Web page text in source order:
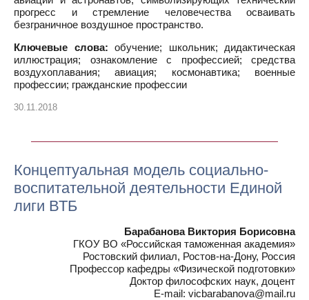
прогресс и стремление человечества осваивать
безграничное воздушное пространство.
Ключевые слова: обучение; школьник; дидактическая
иллюстрация; ознакомление с профессией; средства
воздухоплавания; авиация; космонавтика; военные
профессии; гражданские профессии
30.11.2018
Концептуальная модель социально-
воспитательной деятельности Единой
лиги ВТБ
Барабанова Виктория Борисовна
ГКОУ ВО «Российская таможенная академия»
Ростовский филиал, Ростов-на-Дону, Россия
Профессор кафедры «Физической подготовки»
Доктор философских наук, доцент
E-mail: vicbarabanova@mail.ru